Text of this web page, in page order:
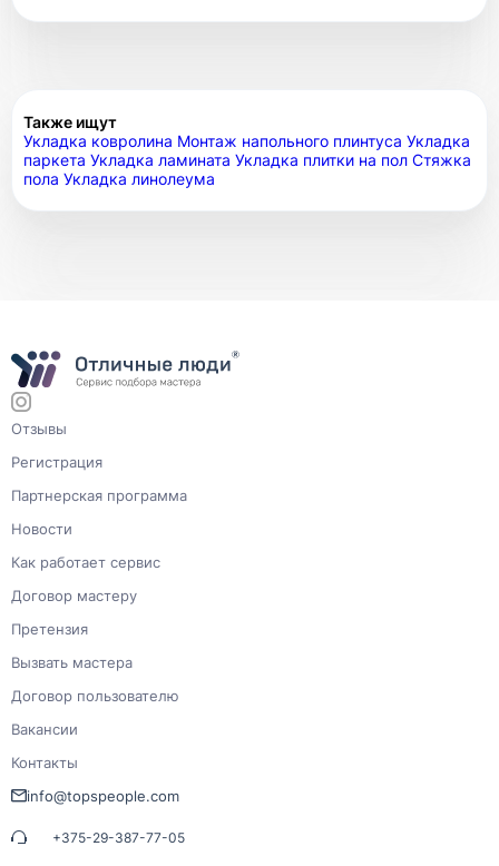
Также ищут
Укладка ковролина Монтаж напольного плинтуса Укладка
паркета Укладка ламината Укладка плитки на пол Стяжка
пола Укладка линолеума
Отзывы
Регистрация
Партнерская программа
Новости
Как работает сервис
Договор мастеру
Претензия
Вызвать мастера
Договор пользователю
Вакансии
Контакты
info@topspeople.com
+375-29-387-77-05